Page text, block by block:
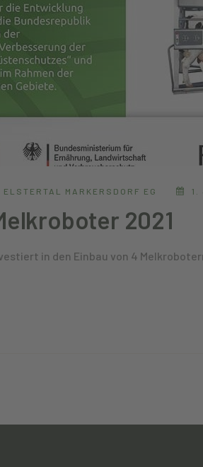
MARKERSDORF EG 1.
2021
in den Einbau von 4